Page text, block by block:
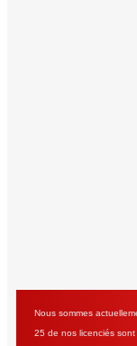
Nous sommes
25 de nos licenciés sont